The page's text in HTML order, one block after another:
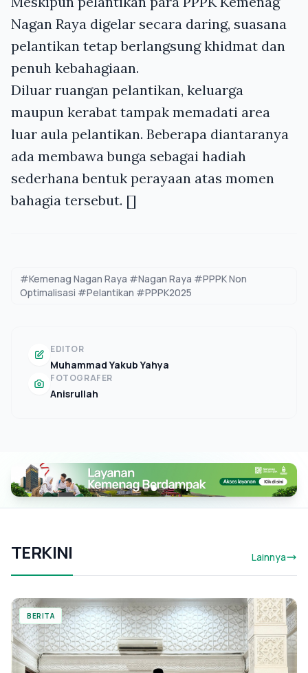
Nagan Raya digelar secara daring, suasana
pelantikan tetap berlangsung khidmat dan
penuh kebahagiaan.
Diluar ruangan pelantikan, keluarga
maupun kerabat tampak memadati area
luar aula pelantikan. Beberapa diantaranya
ada membawa bunga sebagai hadiah
sederhana bentuk perayaan atas momen
bahagia tersebut. []
#Kemenag Nagan Raya #Nagan Raya #PPPK Non
Optimalisasi #Pelantikan #PPPK2025
EDITOR
Muhammad Yakub Yahya
FOTOGRAFER
Anisrullah
TERKINI Lainnya
BERITA